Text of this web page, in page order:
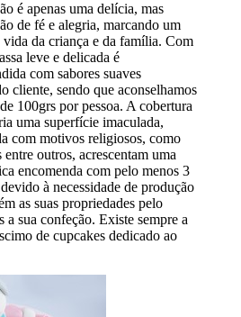
é apenas uma delícia, mas
de fé e alegria, marcando um
vida da criança e da família. Com
leve e delicada é
com sabores suaves
cliente, sendo que aconselhamos
100grs por pessoa. A cobertura
uma superfície imaculada,
com motivos religiosos, como
outros, acrescentam uma
encomenda com pelo menos 3
à necessidade de produção
as suas propriedades pelo
a sua confeção. Existe sempre a
de cupcakes dedicado ao